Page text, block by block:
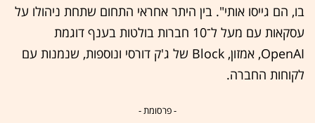
בו, הם גייסו אותי". בין היתר אחראי התחום שתחת ניהולו על
עסקאות עם מעל ל־10 חברות בולטות בענף דוגמת
OpenAI, אמזון, Block של ג'ק דורסי ונוספות, שנמנות עם
לקוחות החברה.
- פרסומת -